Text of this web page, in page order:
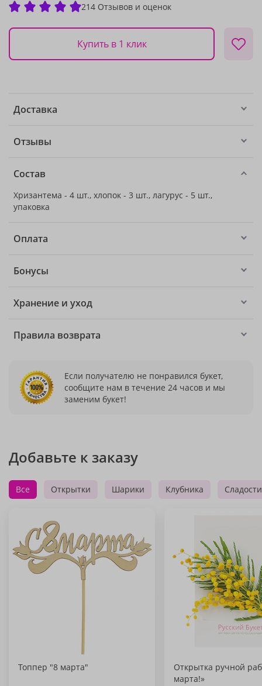
214 Отзывов и оценок
Купить в 1 клик
Доставка
Отзывы
Состав
Хризантема - 4 шт., хлопок - 3 шт., лагурус - 5 шт.,
упаковка
Оплата
Бонусы
Хранение и уход
Правила возврата
Если получателю не понравился букет,
сообщите нам в течение 24 часов и мы
заменим букет!
Добавьте к заказу
Все Открытки Шарики Клубника Сладости
Топпер "8 марта"
Открытка ручной
марта!»